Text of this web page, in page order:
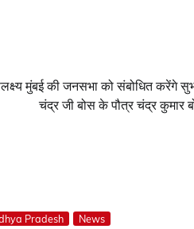
मुंबई की जनसभा को संबोधित करेंगे
चंद्र जी बोस के पौत्र चंद्र कुमार
Pradesh News